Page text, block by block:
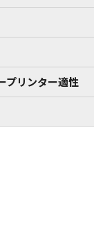
プリンター適性